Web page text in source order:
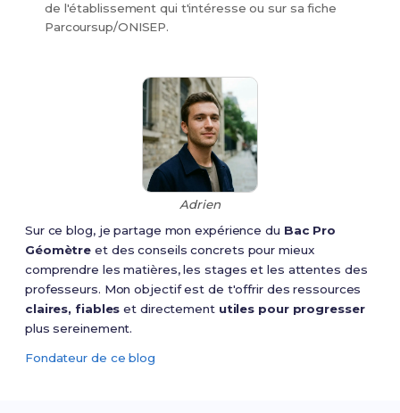
de l'établissement qui t'intéresse ou sur sa fiche
Parcoursup/ONISEP.
Adrien
Sur ce blog, je partage mon expérience du Bac Pro
Géomètre et des conseils concrets pour mieux
comprendre les matières, les stages et les attentes des
professeurs. Mon objectif est de t'offrir des ressources
claires, fiables et directement utiles pour progresser
plus sereinement.
Fondateur de ce blog